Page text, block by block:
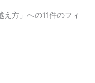
え方」への11件のフィ